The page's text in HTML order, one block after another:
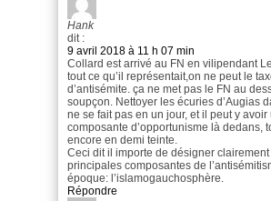
Hank
dit :
9 avril 2018 à 11 h 07 min
Collard est arrivé au FN en vilipendant
tout ce qu’il représentait,on ne peut le
d’antisémite. ça ne met pas le FN au
soupçon. Nettoyer les écuries d’Augias
ne se fait pas en un jour, et il peut y avoir
composante d’opportunisme là dedans,
encore en demi teinte.
Ceci dit il importe de désigner
principales composantes de
époque: l’islamogauchosphère.
Répondre